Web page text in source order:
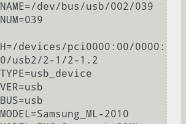
dev/bus/usb/002/039
devices/pci0000:00/0000:
usb2/2-1/2-1.2
2010